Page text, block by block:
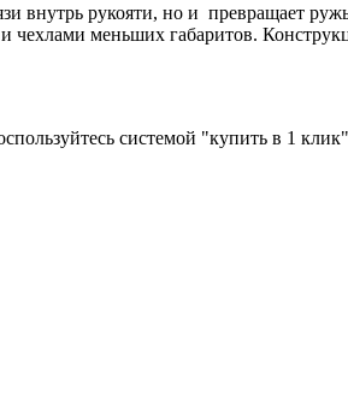
внутрь рукояти, но и превращает
чехлами меньших габаритов.
системой "купить в 1